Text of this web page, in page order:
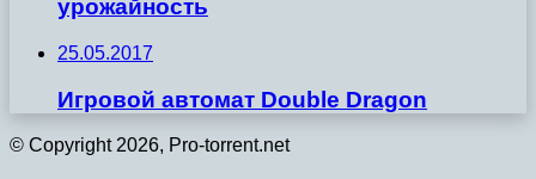
урожайность
25.05.2017
Игровой автомат Double Dragon
© Copyright 2026, Pro-torrent.net